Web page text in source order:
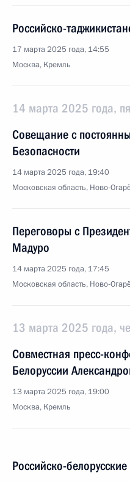
Российско-
17 марта 2025 года, 14:55
Москва, Кремль
14 марта 2025 года,
Совещание с
Безопасности
14 марта 2025 года, 19:40
Московская область, Ново-
Переговоры с
Мадуро
14 марта 2025 года, 17:45
Московская область, Ново-
13 марта 2025 года,
Совместная пресс-
Белоруссии
13 марта 2025 года, 19:00
Москва, Кремль
Российско-